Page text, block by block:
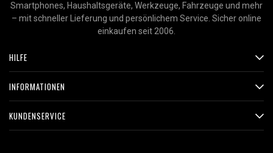
Smartphones, Haushaltsgeräte, Werkzeuge, Fahrzeuge und mehr
– mit schneller Lieferung und persönlichem Service. Sicher online
einkaufen seit 2006.
HILFE
INFORMATIONEN
KUNDENSERVICE